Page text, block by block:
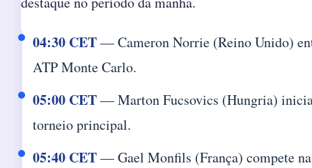
04:30 CET— Cameron Norrie (Reino Unido)
ATP Monte Carlo.
05:00 CET— Marton Fucsovics (Hungria)
torneio principal.
05:40 CET— Gael Monfils (França) compete